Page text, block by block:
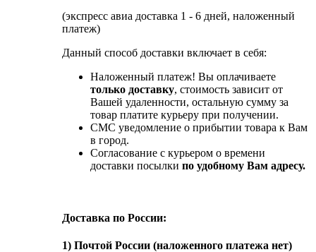
(экспресс авиа доставка 1 - 6 дней, наложенный
платеж)
Данный способ доставки включает в себя:
Наложенный платеж! Вы оплачиваете
только доставку, стоимость зависит от
Вашей удаленности, остальную сумму за
товар платите курьеру при получении.
СМС уведомление о прибытии товара к Вам
в город.
Согласование с курьером о времени
доставки посылки по удобному Вам адресу.
Доставка по России:
1) Почтой России (наложенного платежа нет)